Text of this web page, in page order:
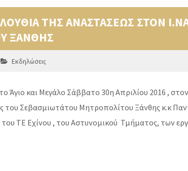
ΤΗΣ ΑΝΑΣΤΑΣΕΩΣ ΣΤΟΝ
ΞΑΝΘΗΣ
Εκδηλώσεις
Άγιο και Μεγάλο Σάββατο 30η Απριλίου 2016 ,
του Σεβασμιωτάτου Μητροπολίτου Ξάνθης κ.κ
ΤΕ Εχίνου , του Αστυνομικού Τμήματος, των